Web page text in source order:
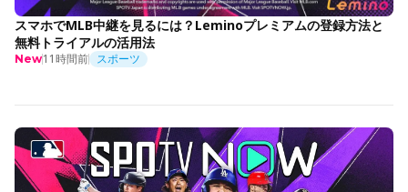
スマホでMLB中継を見るには？Leminoプレミアムの登録方法と
無料トライアルの活用法
New11時間前 スポーツ